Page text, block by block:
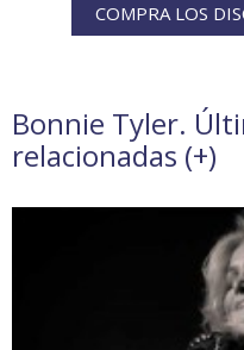
COMPRA LOS
Bonnie Tyler.
relacionadas (+)